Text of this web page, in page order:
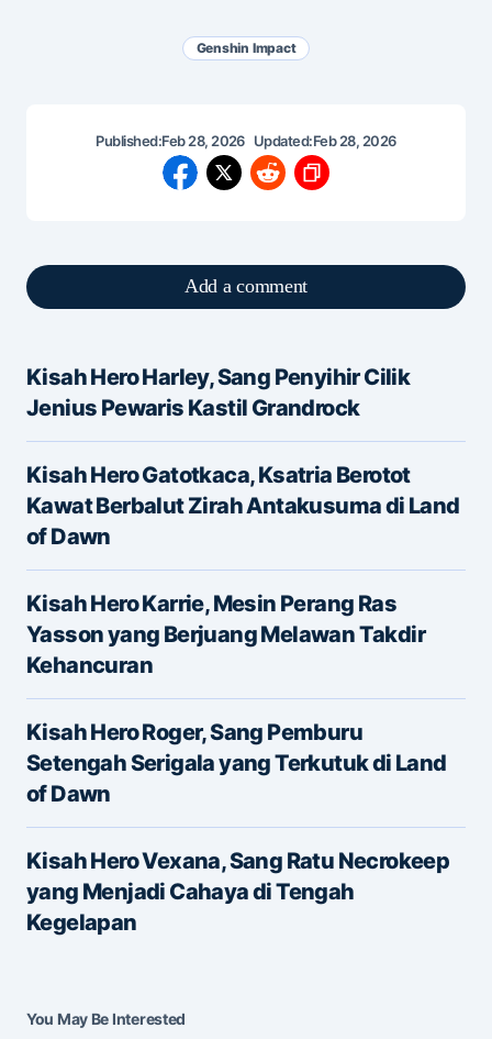
Genshin Impact
Published:Feb 28, 2026 Updated:Feb 28, 2026
Add a comment
Alamat email Anda tidak akan dipublikasikan.
Ruas yang wajib ditandai*
Message*
E-mail
Save my name and e-mail in this browser for the
next time I comment.
Kisah Hero Harley, Sang Penyihir Cilik
Jenius Pewaris Kastil Grandrock
Kisah Hero Gatotkaca, Ksatria Berotot
Kawat Berbalut Zirah Antakusuma di Land
of Dawn
Kisah Hero Karrie, Mesin Perang Ras
Yasson yang Berjuang Melawan Takdir
Kehancuran
Kisah Hero Roger, Sang Pemburu
Setengah Serigala yang Terkutuk di Land
of Dawn
Kisah Hero Vexana, Sang Ratu Necrokeep
yang Menjadi Cahaya di Tengah
Kegelapan
You May Be Interested